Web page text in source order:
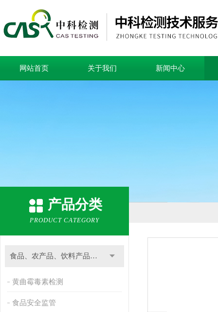
网站首页 关于我们 新闻中心
产品分类
PRODUCT CATEGORY
食品、农产品、饮料产品检测
黄曲霉毒素检测
食品安全监管